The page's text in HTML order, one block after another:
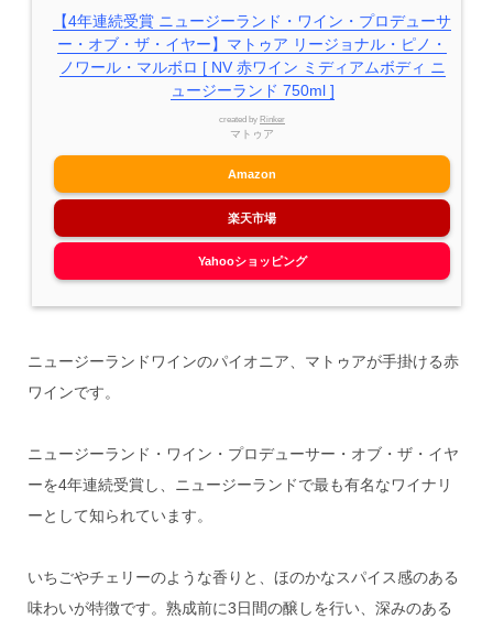
【4年連続受賞 ニュージーランド・ワイン・プロデューサ
ー・オブ・ザ・イヤー】マトゥア リージョナル・ピノ・
ノワール・マルボロ [ NV 赤ワイン ミディアムボディ ニ
ュージーランド 750ml ]
created by Rinker
マトゥア
Amazon
楽天市場
Yahooショッピング
ニュージーランドワインのパイオニア、マトゥアが手掛ける赤
ワインです。
ニュージーランド・ワイン・プロデューサー・オブ・ザ・イヤ
ーを4年連続受賞し、ニュージーランドで最も有名なワイナリ
ーとして知られています。
いちごやチェリーのような香りと、ほのかなスパイス感のある
味わいが特徴です。熟成前に3日間の醸しを行い、深みのある